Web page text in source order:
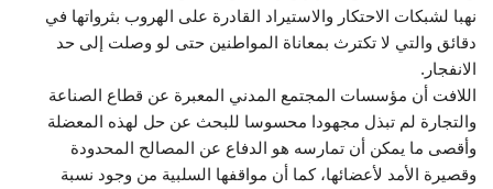
نهبا لشبكات الاحتكار والاستيراد القادرة على الهروب بثرواتها في
دقائق والتي لا تكترث بمعاناة المواطنين حتى لو وصلت إلى حد
الانفجار.
اللافت أن مؤسسات المجتمع المدني المعبرة عن قطاع الصناعة
والتجارة لم تبذل مجهودا محسوسا للبحث عن حل لهذه المعضلة
وأقصى ما يمكن أن تمارسه هو الدفاع عن المصالح المحدودة
وقصيرة الأمد لأعضائها، كما أن مواقفها السلبية من وجود نسبة